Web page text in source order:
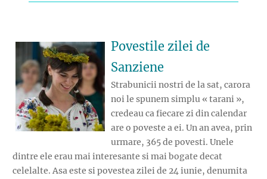
Povestile zilei de
Sanziene
Strabunicii nostri de la sat, carora
noi le spunem simplu « tarani »,
credeau ca fiecare zi din calendar
are o poveste a ei. Un an avea, prin
urmare, 365 de povesti. Unele
dintre ele erau mai interesante si mai bogate decat
celelalte. Asa este si povestea zilei de 24 iunie, denumita